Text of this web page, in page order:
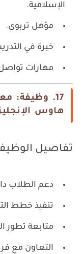
الإسلامية.
مؤهل تربوي.
خبرة في
مهارات
17. وظيفة:
هاوس
تفاصيل
دعم الطلاب
تنفيذ خطط
متابعة تطور
التعاون مع